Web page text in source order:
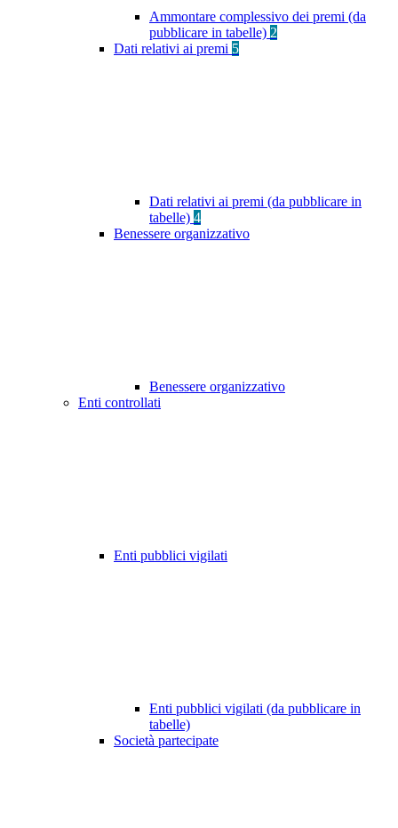
Ammontare complessivo dei premi (da
pubblicare in tabelle) 2
Dati relativi ai premi 5
Dati relativi ai premi (da pubblicare in
tabelle) 4
Benessere organizzativo
Benessere organizzativo
Enti controllati
Enti pubblici vigilati
Enti pubblici vigilati (da pubblicare in
tabelle)
Società partecipate